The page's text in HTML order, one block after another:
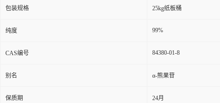
包装规格 25kg纸板桶
纯度 99%
CAS编号 84380-01-8
别名 α-熊果苷
保质期 24月